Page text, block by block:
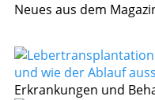
Neues aus dem
Erkrankungen und